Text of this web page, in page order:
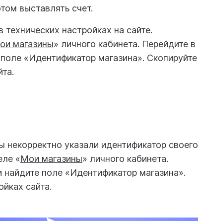
выставлять счет.
настройках на сайте.
магазины» личного кабинета. Перейдите в
«Идентификатор магазина». Скопируйте
указали идентификатор своего
«Мои магазины» личного кабинета.
поле «Идентификатор магазина».
сайта.